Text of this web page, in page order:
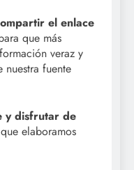
el enlace
que más
veraz y
fuente
y disfrutar de
que elaboramos